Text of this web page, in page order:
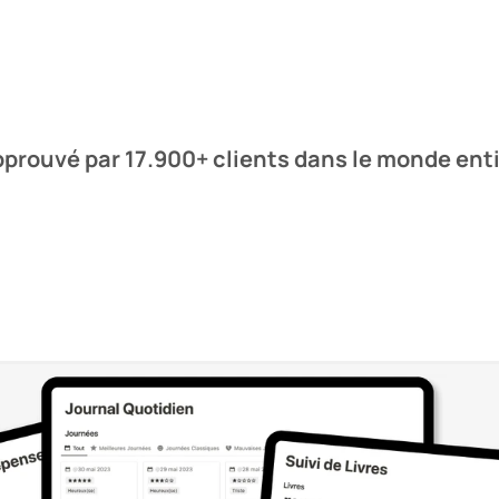
par 17.900+ clients dans le monde